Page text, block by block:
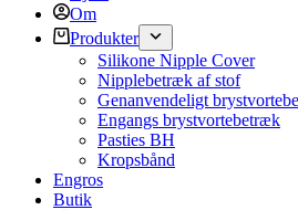
Om
Produkter
Silikone Nipple Cover
Nipplebetræk af stof
Genanvendeligt
Engangs brystvortebetræk
Pasties BH
Kropsbånd
Engros
Butik